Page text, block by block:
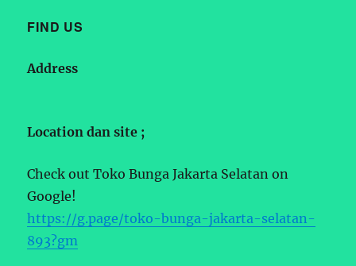
FIND US
Address
Location dan site ;
Check out Toko Bunga Jakarta Selatan on
Google!
https://g.page/toko-bunga-jakarta-selatan-
893?gm